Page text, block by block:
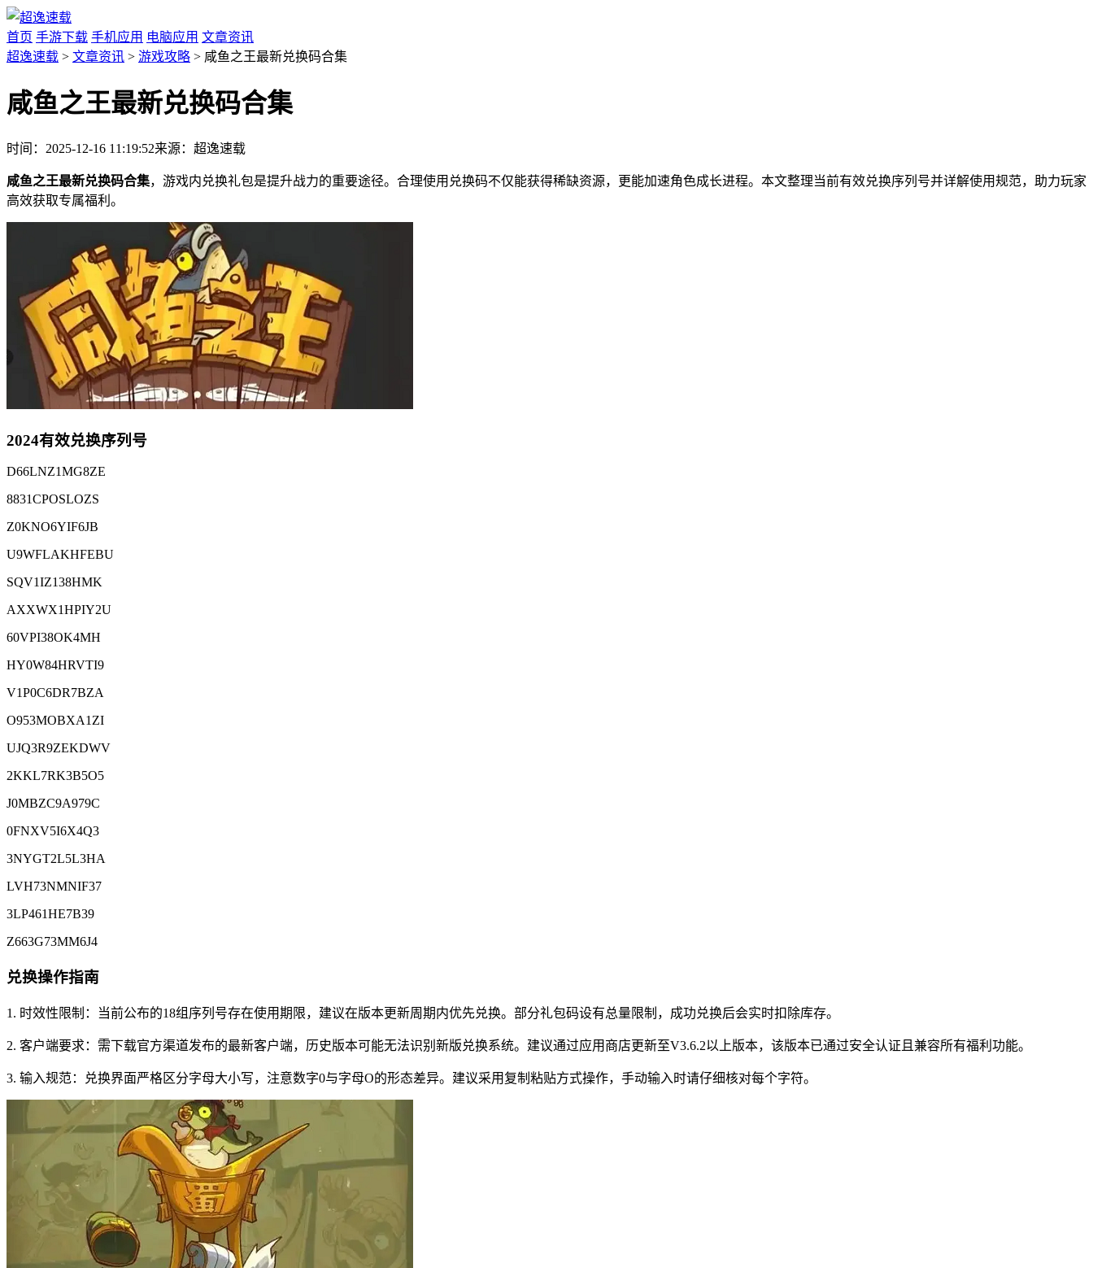
首页 手游下载 手机应用 电脑应用 文章资讯
超逸速载 > 文章资讯 > 游戏攻略 > 咸鱼之王最新兑换码合集
咸鱼之王最新兑换码合集
时间：2025-12-16 11:19:52来源：超逸速载
咸鱼之王最新兑换码合集，游戏内兑换礼包是提升战力的重要途径。合理使用兑换码不仅能获得稀缺资源，更能加速角色成长进程。本文整理当前有效兑换序列号并详解使用规范，助力玩家
高效获取专属福利。
2024有效兑换序列号
D66LNZ1MG8ZE
8831CPOSLOZS
Z0KNO6YIF6JB
U9WFLAKHFEBU
SQV1IZ138HMK
AXXWX1HPIY2U
60VPI38OK4MH
HY0W84HRVTI9
V1P0C6DR7BZA
O953MOBXA1ZI
UJQ3R9ZEKDWV
2KKL7RK3B5O5
J0MBZC9A979C
0FNXV5I6X4Q3
3NYGT2L5L3HA
LVH73NMNIF37
3LP461HE7B39
Z663G73MM6J4
兑换操作指南
1. 时效性限制：当前公布的18组序列号存在使用期限，建议在版本更新周期内优先兑换。部分礼包码设有总量限制，成功兑换后会实时扣除库存。
2. 客户端要求：需下载官方渠道发布的最新客户端，历史版本可能无法识别新版兑换系统。建议通过应用商店更新至V3.6.2以上版本，该版本已通过安全认证且兼容所有福利功能。
3. 输入规范：兑换界面严格区分字母大小写，注意数字0与字母O的形态差异。建议采用复制粘贴方式操作，手动输入时请仔细核对每个字符。